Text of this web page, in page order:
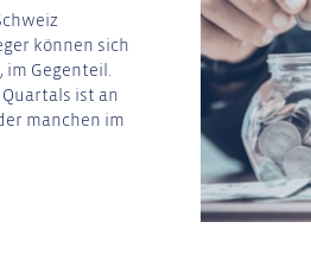
können sich
Gegenteil.
ist an
manchen im